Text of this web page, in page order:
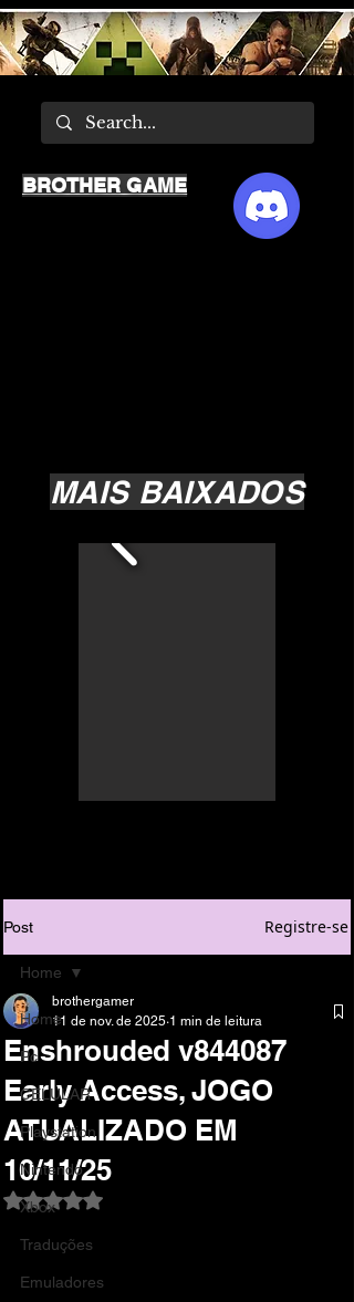
MAIS BAIXADOS
BROTHER GAME
Post Registre-se
Home
Pc
CELULAR
Playstation
Nintendo
Xbox
Traduções
Emuladores
Home
Enshrouded v844087
Early Access, JOGO
ATUALIZADO EM
10/11/25
brothergamer
11 de nov. de 2025 1 min de leitura
Avaliado com NaN de 5 estrelas.